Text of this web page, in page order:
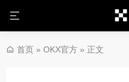
首页 » OKX官方 » 正文